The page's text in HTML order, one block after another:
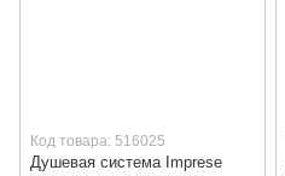
Код товара: 516025
Душевая система Imprese